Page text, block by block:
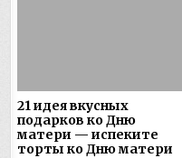
21 идея вкусных
подарков ко Дню
матери — испеките
торты ко Дню матери